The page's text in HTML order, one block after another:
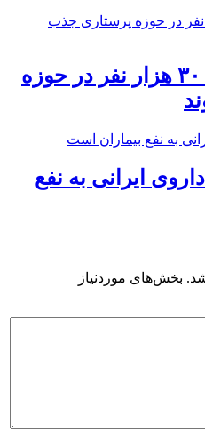
معاون وزیر بهداشت: ۳۰ هزار نفر در حوزه
ایرانی به نفع
بخش‌های موردنیاز